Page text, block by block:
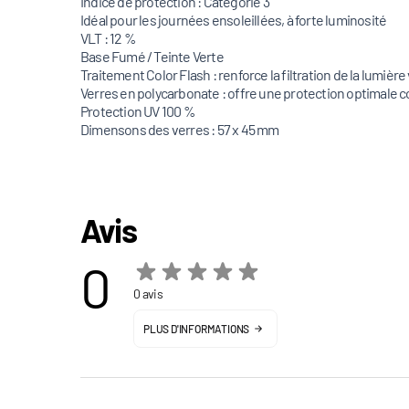
Idéal pour les journées ensoleillées, à forte luminosité
VLT : 12 %
Base Fumé / Teinte Verte
Traitement Color Flash : renforce la filtration de la
Verres en polycarbonate : offre une protection optimale
Protection UV 100 %
Dimensons des verres : 57 x 45 mm
Avis
0 0 avis
PLUS D'INFORMATIONS